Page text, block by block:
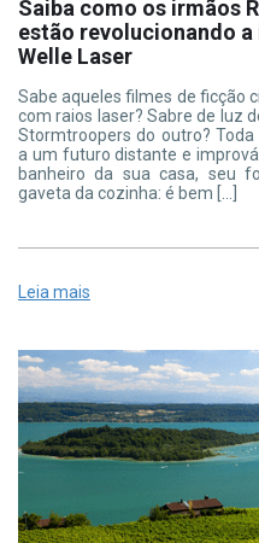
Saiba como os irmãos
estão revolucionando
Welle Laser
Sabe aqueles filmes de ficção
com raios laser? Sabre de luz
Stormtroopers do outro?
a um futuro distante e
banheiro da sua casa, seu
gaveta da cozinha: é bem […]
Leia mais